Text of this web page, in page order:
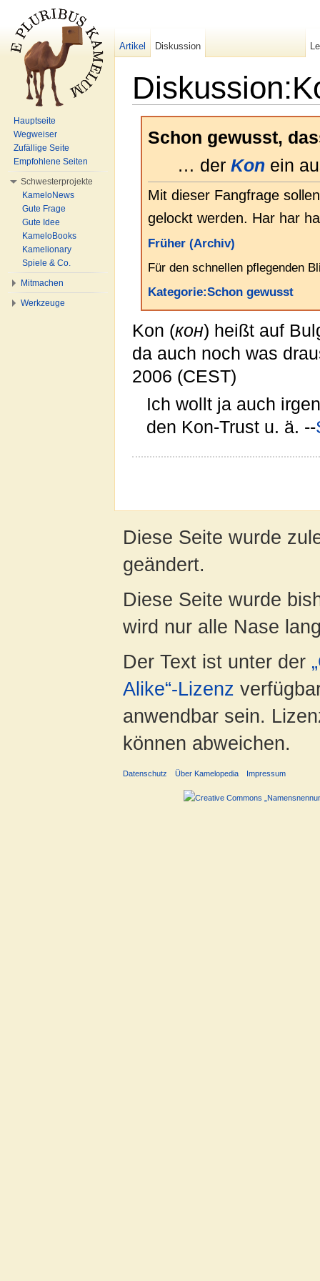
Schon gewusst,
… der Konein
Mit dieser Fangfrage
gelockt werden. Har har
Früher (Archiv)
Für den schnellen pflegenden
Kategorie:Schon gewusst
Kon (кон) heißt auf
da auch noch was
2006 (CEST)
Ich wollt ja auch
den Kon-Trust u. ä. --
Artikel Diskussion
Hauptseite
Wegweiser
Zufällige Seite
Empfohlene Seiten
Schwesterprojekte
KameloNews
Gute Frage
Gute Idee
KameloBooks
Kamelionary
Spiele & Co.
Mitmachen
Werkzeuge
Diese Seite wurde
geändert.
Diese Seite wurde
wird nur alle Nase
Der Text ist unter der
Alike“-Lizenz
anwendbar sein.
können abweichen.
Datenschutz Über Kamelopedia Impressum